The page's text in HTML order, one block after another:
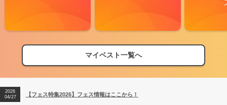
マイベスト一覧へ
【フェス特集2026】フェス情報はここから！
【ライブ動員ランキング】2026年上半期編発表！
2026
04/27
【フェス特集2026】フェス情報はここから！